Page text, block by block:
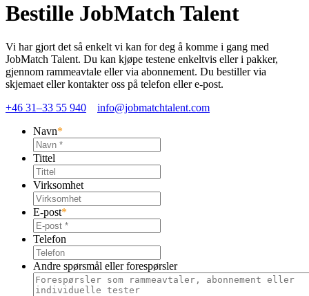
Bestille JobMatch Talent
Vi har gjort det så enkelt vi kan for deg å komme i gang med
JobMatch Talent. Du kan kjøpe testene enkeltvis eller i pakker,
gjennom rammeavtale eller via abonnement. Du bestiller via
skjemaet eller kontakter oss på telefon eller e-post.
+46 31–33 55 940
info@jobmatchtalent.com
Navn*
Tittel
Virksomhet
E-post*
Telefon
Andre spørsmål eller forespørsler